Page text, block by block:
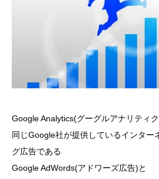
Google Analytics(グーグルアナリティ
同じGoogle社が提供しているインター
グ広告である
Google AdWords(アドワーズ広告)と